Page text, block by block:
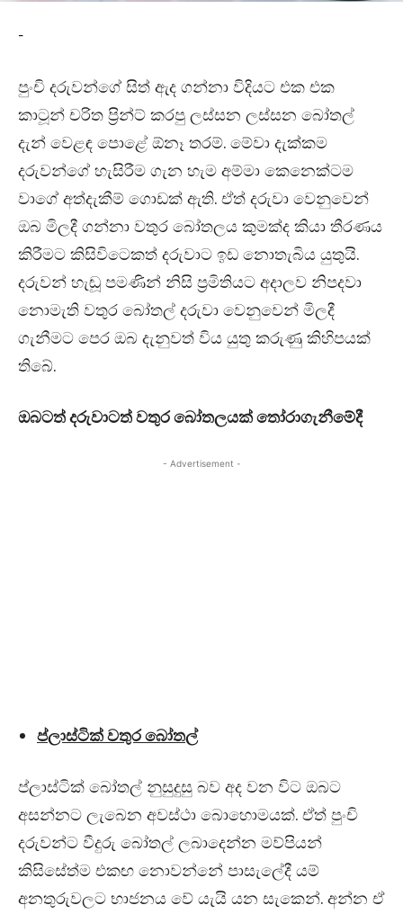
-
පුංචි දරුවන්ගේ සිත් ඇද ගන්නා විදියට එක එක
කාටූන් චරිත ප්‍රින්ට් කරපු ලස්සන ලස්සන බෝතල්
දැන් වෙළඳ පොළේ ඕනෑ තරම්. මේවා දැක්කම
දරුවන්ගේ හැසිරීම ගැන හැම අම්මා කෙනෙක්ටම
වාගේ අත්දැකීම් ගොඩක් ඇති. ඒත් දරුවා වෙනුවෙන්
ඔබ මිලදී ගන්නා වතුර බෝතලය කුමක්ද කියා තීරණය
කිරීමට කිසිවිටෙකත් දරුවාට ඉඩ නොතැබිය යුතුයි.
දරුවන් හැඬූ පමණින් නිසි ප්‍රමිතියට අදාලව නිපදවා
නොමැති වතුර බෝතල් දරුවා වෙනුවෙන් මිලදී
ගැනීමට පෙර ඔබ දැනුවත් විය යුතු කරුණු කිහිපයක්
තිබේ.
ඔබටත් දරුවාටත් වතුර බෝතලයක් තෝරාගැනීමේදී
- Advertisement -
ප්ලාස්ටික් වතුර බෝතල්
ප්ලාස්ටික් බෝතල් නුසුදුසු බව අද වන විට ඔබට
අසන්නට ලැබෙන අවස්ථා බොහොමයක්. ඒත් පුංචි
දරුවන්ට වීදුරු බෝතල් ලබාදෙන්න මව්පියන්
කිසිසේත්ම එකඟ නොවන්නේ පාසැලේදී යම්
අනතුරුවලට භාජනය වේ යැයි යන සැකෙන්. අන්න ඒ